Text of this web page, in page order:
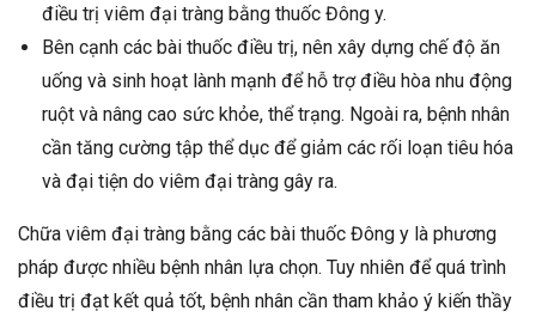
điều trị viêm đại tràng bằng thuốc Đông y.
Bên cạnh các bài thuốc điều trị, nên xây dựng chế độ ăn
uống và sinh hoạt lành mạnh để hỗ trợ điều hòa nhu động
ruột và nâng cao sức khỏe, thể trạng. Ngoài ra, bệnh nhân
cần tăng cường tập thể dục để giảm các rối loạn tiêu hóa
và đại tiện do viêm đại tràng gây ra.
Chữa viêm đại tràng bằng các bài thuốc Đông y là phương
pháp được nhiều bệnh nhân lựa chọn. Tuy nhiên để quá trình
điều trị đạt kết quả tốt, bệnh nhân cần tham khảo ý kiến thầy